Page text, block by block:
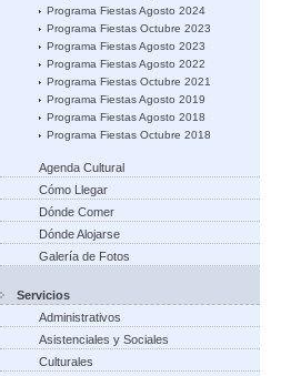
Programa Fiestas Agosto 2024
Programa Fiestas Octubre 2023
Programa Fiestas Agosto 2023
Programa Fiestas Agosto 2022
Programa Fiestas Octubre 2021
Programa Fiestas Agosto 2019
Programa Fiestas Agosto 2018
Programa Fiestas Octubre 2018
Agenda Cultural
Cómo Llegar
Dónde Comer
Dónde Alojarse
Galería de Fotos
Servicios
Administrativos
Asistenciales y Sociales
Culturales